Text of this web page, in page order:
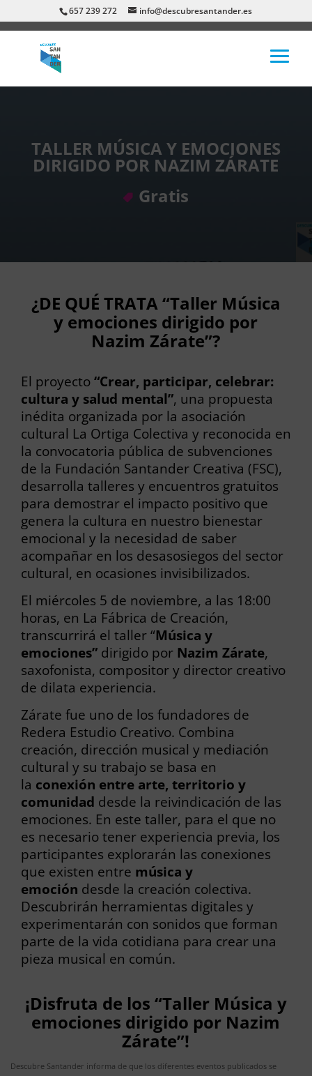
657 239 272 info@descubresantander.es
TALLER MÚSICA Y EMOCIONES
DIRIGIDO POR NAZIM ZÁRATE
Gratis
¿DE QUÉ TRATA “Taller Música
y emociones dirigido por
Nazim Zárate”?
El proyecto “Crear, participar, celebrar:
cultura y salud mental”, una propuesta
inédita organizada por la asociación
cultural La Ortiga Colectiva y reconocida en
la convocatoria pública de subvenciones
de la Fundación Santander Creativa (FSC),
desarrolla talleres y encuentros gratuitos
para demostrar el impacto positivo que
genera la cultura en nuestro bienestar
emocional y la necesidad de saber
acompañar en los desasosiegos del sector
cultural, en ocasiones invisibilizados.
El miércoles 5 de noviembre, a las 18:00
horas, en La Fábrica de Creación,
transcurrirá el taller “Música y
emociones”dirigido por Nazim Zárate,
saxofonista, compositor y director creativo
de dilata experiencia.
Zárate fue uno de los fundadores de
Redera Estudio Creativo. Combina
creación, dirección musical y mediación
cultural y su trabajo se basa en
la conexión entre arte, territorio y
comunidad desde la reivindicación de las
emociones. En este taller, para el que no
es necesario tener experiencia previa, los
participantes explorarán las conexiones
que existen entre música y
emoción desde la creación colectiva.
Descubrirán herramientas digitales y
experimentarán con sonidos que forman
parte de la vida cotidiana para crear una
pieza musical en común.
¡Disfruta de los “Taller Música y
emociones dirigido por Nazim
Zárate”!
Descubre Santander informa de que los diferentes eventos publicados se